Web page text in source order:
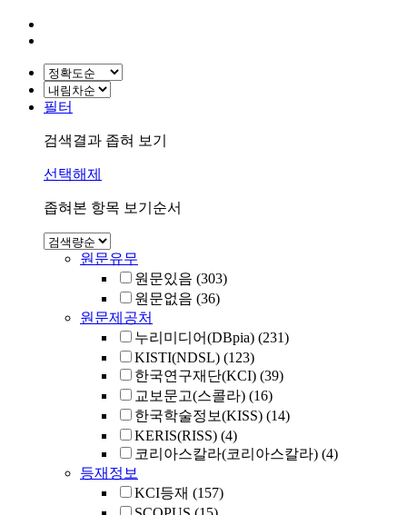
필터
검색결과 좁혀 보기
선택해제
좁혀본 항목 보기순서
원문유무
원문있음 (303)
원문없음 (36)
원문제공처
누리미디어(DBpia) (231)
KISTI(NDSL) (123)
한국연구재단(KCI) (39)
교보문고(스콜라) (16)
한국학술정보(KISS) (14)
KERIS(RISS) (4)
코리아스칼라(코리아스칼라) (4)
등재정보
KCI등재 (157)